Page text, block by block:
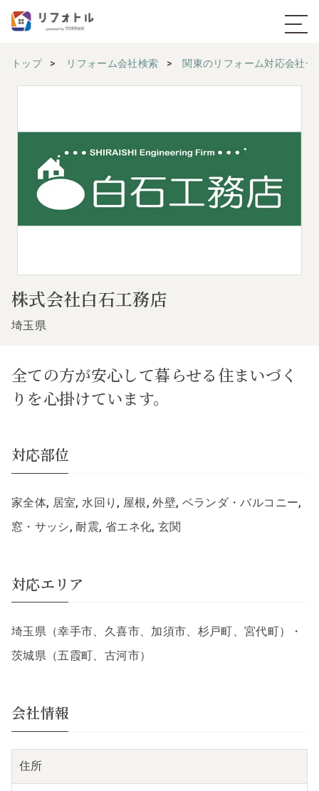
トップ リフォーム会社検索 関東のリフォーム対応会社一
株式会社白石工務店
埼玉県
全ての方が安心して暮らせる住まいづく
りを心掛けています。
対応部位
家全体, 居室, 水回り, 屋根, 外壁, ベランダ・バルコニー,
窓・サッシ, 耐震, 省エネ化, 玄関
対応エリア
埼玉県（幸手市、久喜市、加須市、杉戸町、宮代町）・
茨城県（五霞町、古河市）
会社情報
住所